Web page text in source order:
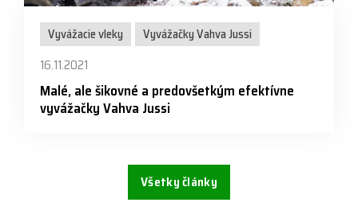
Vyvážacie vleky
Vyvážačky Vahva Jussi
16.11.2021
Malé, ale šikovné a predovšetkým efektívne
vyvážačky Vahva Jussi
Všetky články